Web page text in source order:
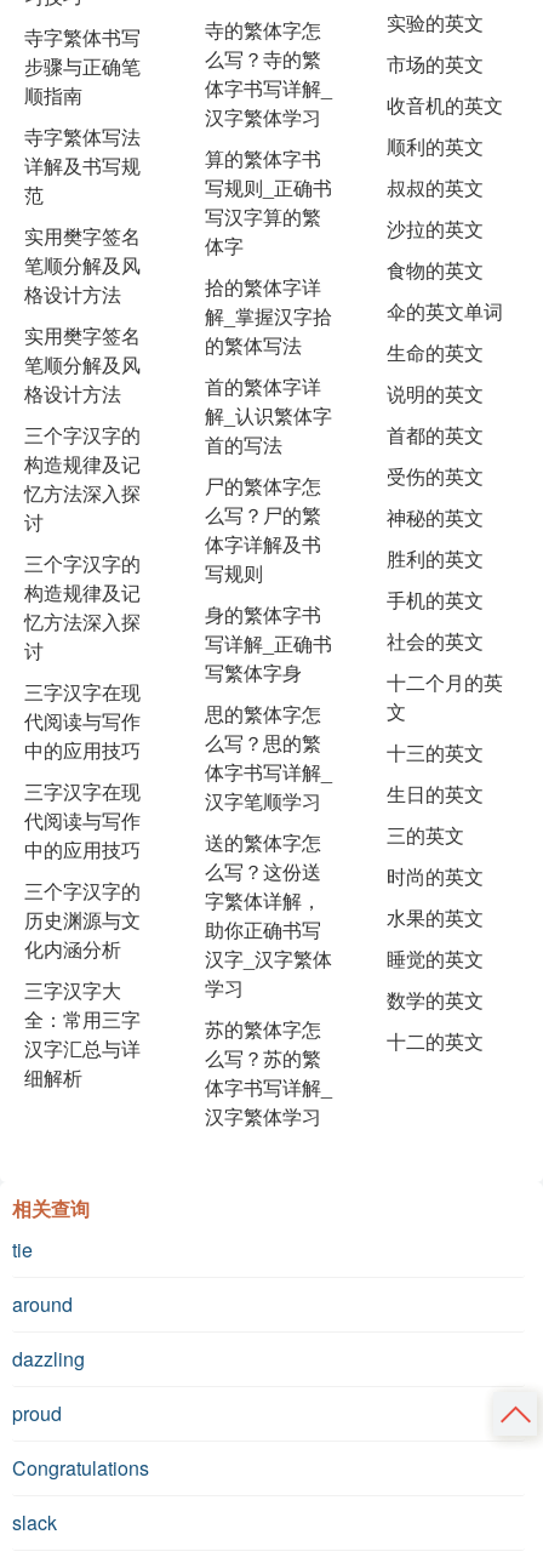
寺字繁体书写
步骤与正确笔
顺指南
寺字繁体写法
详解及书写规
范
实用樊字签名
笔顺分解及风
格设计方法
实用樊字签名
笔顺分解及风
格设计方法
三个字汉字的
构造规律及记
忆方法深入探
讨
三个字汉字的
构造规律及记
忆方法深入探
讨
三字汉字在现
代阅读与写作
中的应用技巧
三字汉字在现
代阅读与写作
中的应用技巧
三个字汉字的
历史渊源与文
化内涵分析
三字汉字大
全：常用三字
汉字汇总与详
细解析
寺的繁体字怎
么写？寺的繁
体字书写详解_
汉字繁体学习
算的繁体字书
写规则_正确书
写汉字算的繁
体字
拾的繁体字详
解_掌握汉字拾
的繁体写法
首的繁体字详
解_认识繁体字
首的写法
尸的繁体字怎
么写？尸的繁
体字详解及书
写规则
身的繁体字书
写详解_正确书
写繁体字身
思的繁体字怎
么写？思的繁
体字书写详解_
汉字笔顺学习
送的繁体字怎
么写？这份送
字繁体详解，
助你正确书写
汉字_汉字繁体
学习
苏的繁体字怎
么写？苏的繁
体字书写详解_
汉字繁体学习
实验的英文
市场的英文
收音机的英文
顺利的英文
叔叔的英文
沙拉的英文
食物的英文
伞的英文单词
生命的英文
说明的英文
首都的英文
受伤的英文
神秘的英文
胜利的英文
手机的英文
社会的英文
十二个月的英
文
十三的英文
生日的英文
三的英文
时尚的英文
水果的英文
睡觉的英文
数学的英文
十二的英文
相关查询
tie
around
dazzling
proud
Congratulations
slack